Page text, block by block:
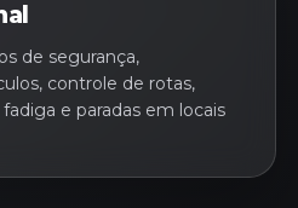
de segurança,
controle de rotas,
e paradas em locais